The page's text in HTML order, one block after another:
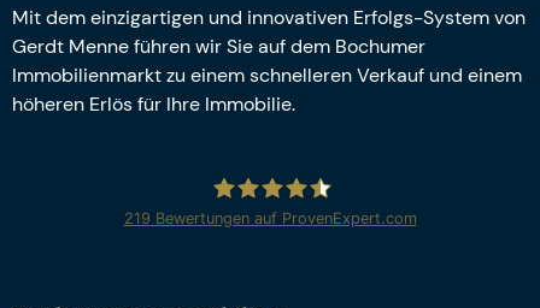
Mit dem einzigartigen und innovativen Erfolgs-System von
Gerdt Menne führen wir Sie auf dem Bochumer
Immobilienmarkt zu einem schnelleren Verkauf und einem
höheren Erlös für Ihre Immobilie.
219 Bewertungen auf ProvenExpert.com